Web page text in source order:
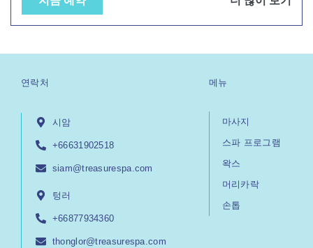
연락처
시암
+66631902518
siam@treasurespa.com
텅러
+66877934360
thonglor@treasurespa.com
메뉴
마사지
스파 프로그램
왁스
머리카락
손톱